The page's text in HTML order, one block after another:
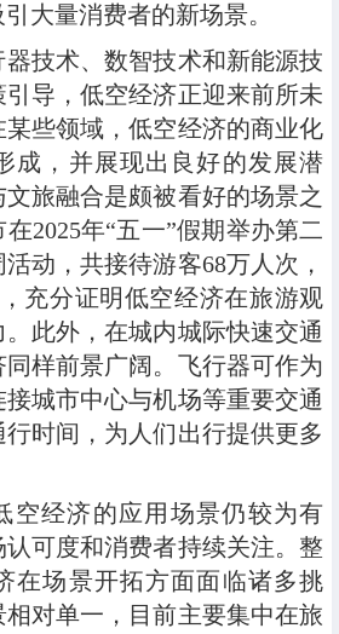
大量消费者的新场景。
器技术、数智技术和新能源技
导，低空经济正迎来前所未
些领域，低空经济的商业化
成，并展现出良好的发展潜
旅融合是颇被看好的场景之
2025年“五一”假期举办第二
动，共接待游客68万人次，
充分证明低空经济在旅游观
此外，在城内城际快速交通
样前景广阔。飞行器可作为
城市中心与机场等重要交通
时间，为人们出行提供更多
空经济的应用场景仍较为有
可度和消费者持续关注。整
在场景开拓方面面临诸多挑
对单一，目前主要集中在旅